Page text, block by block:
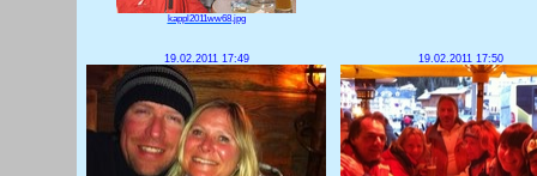
kappl2011ww68.jpg
19.02.2011 17:49 19.02.2011 17:50